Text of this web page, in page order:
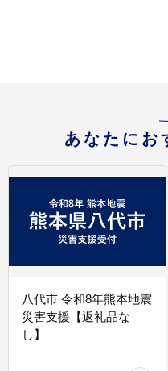
あなたにお
八代市 令和8年熊本地震
災害支援【返礼品な
し】